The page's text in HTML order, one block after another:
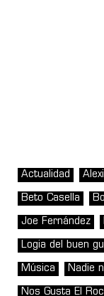
Actualidad
Beto Casella
Joe Fernández
Logia del buen
Música Nadie
Nos Gusta El